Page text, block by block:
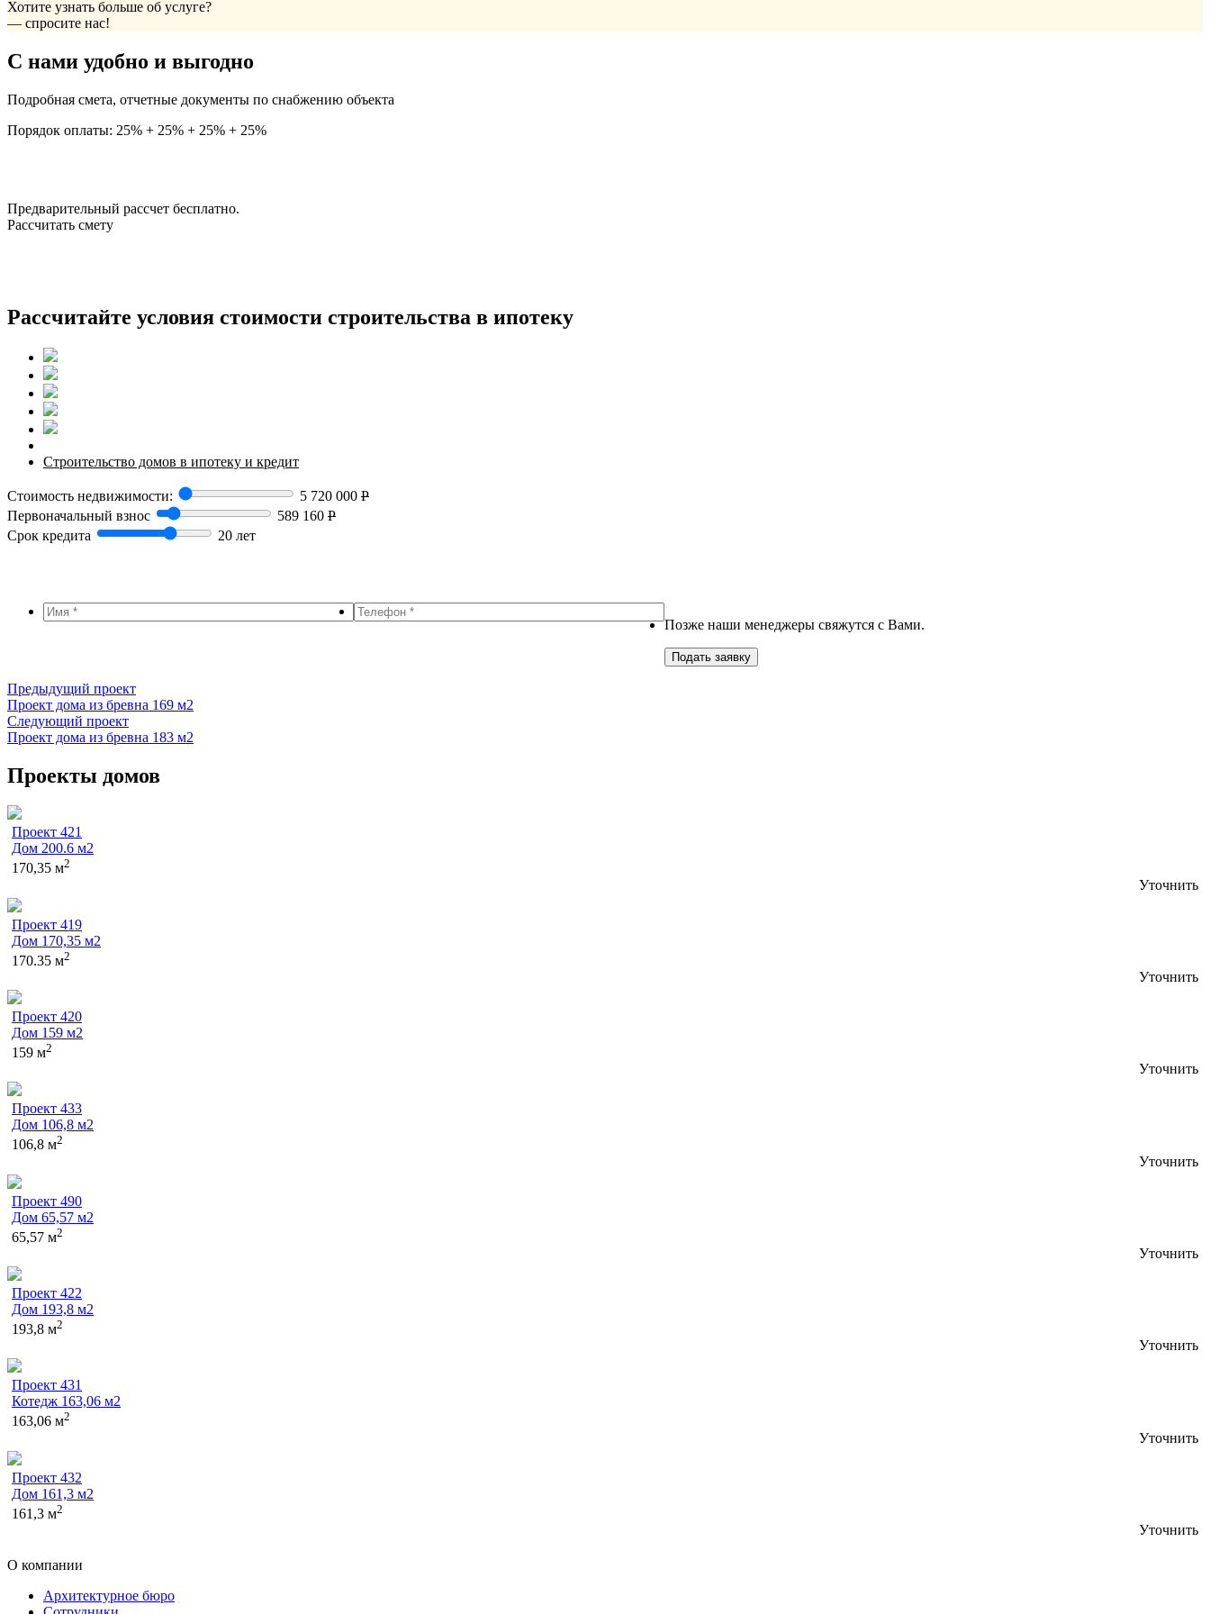
Хотите узнать больше об услуге?
— спросите нас!
С нами удобно и выгодно
Подробная смета, отчетные документы по снабжению объекта
Порядок оплаты: 25% + 25% + 25% + 25%
Предварительный рассчет бесплатно.
Рассчитать смету
Рассчитайте условия стоимости строительства в ипотеку
Строительство домов в ипотеку и кредит
Стоимость недвижимости: 5 720 000 Р
Первоначальный взнос
589 160 Р
Срок кредита
20 лет
Позже наши менеджеры свяжутся с Вами.
Подать заявку
Предыдущий проект
Проект дома из бревна 169 м2
Следующий проект
Проект дома из бревна 183 м2
Проекты домов
Проект 421
Дом 200.6 м2
170,35 м2
Уточнить
Проект 419
Дом 170,35 м2
170.35 м2
Уточнить
Проект 420
Дом 159 м2
159 м2
Уточнить
Проект 433
Дом 106,8 м2
106,8 м2
Уточнить
Проект 490
Дом 65,57 м2
65,57 м2
Уточнить
Проект 422
Дом 193,8 м2
193,8 м2
Уточнить
Проект 431
Котедж 163,06 м2
163,06 м2
Уточнить
Проект 432
Дом 161,3 м2
161,3 м2
Уточнить
О компании
Архитектурное бюро